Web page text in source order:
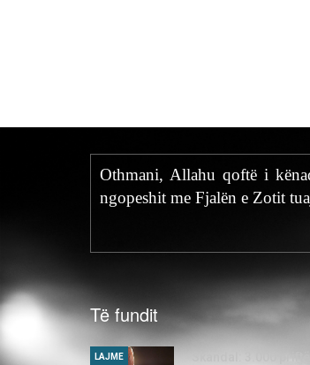
Othmani, Allahu qoftë i
ngopeshit me Fjalën e Zotit
Të fundit
LAJME